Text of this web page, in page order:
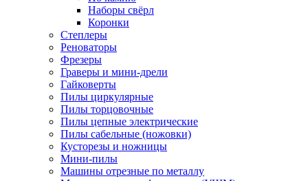
Наборы свёрл
Коронки
Степлеры
Реноваторы
Фрезеры
Граверы и мини-дрели
Гайковерты
Пилы циркулярные
Пилы торцовочные
Пилы цепные электрические
Пилы сабельные (ножовки)
Кусторезы и ножницы
Мини-пилы
Машины отрезные по металлу